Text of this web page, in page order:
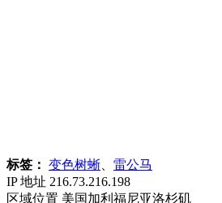
标签： 变色树蜥
雷公马
IP 地址 216.73.216.198
区域位置 美国加利福尼亚洛杉矶